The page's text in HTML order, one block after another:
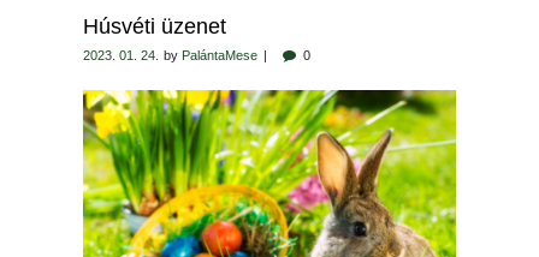
Húsvéti üzenet
2023. 01. 24. by PalántaMese 0